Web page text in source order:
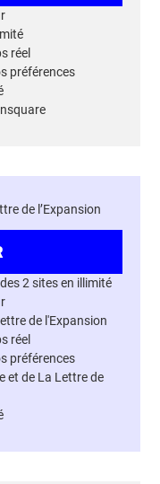
réel
préférences
de l’Expansion
2 sites en illimité
de l'Expansion
réel
préférences
et de La Lettre de